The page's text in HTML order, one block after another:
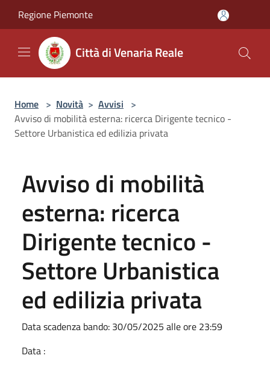
Regione Piemonte
Città di Venaria Reale
Home > Novità > Avvisi >
Avviso di mobilità esterna: ricerca Dirigente tecnico -
Settore Urbanistica ed edilizia privata
Avviso di mobilità
esterna: ricerca
Dirigente tecnico -
Settore Urbanistica
ed edilizia privata
Data scadenza bando: 30/05/2025 alle ore 23:59
Data :